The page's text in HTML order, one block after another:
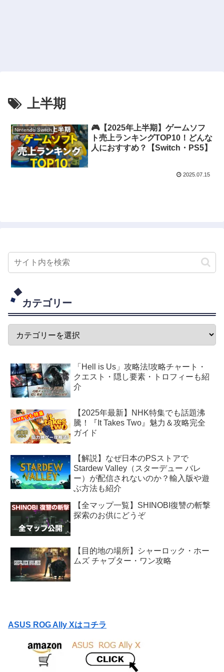
上半期
Nintendo Switch
🎮【2025年上半期】ゲームソフ
ト売上ランキングTOP10！どんな
人におすすめ？【Switch・PS5】
2025.07.15
カテゴリー
「Hell is Us」攻略法!攻略チャート・
クエスト・隠し要素・トロフィーも紹
介
【2025年最新】NHK特集でも話題沸
騰！『It Takes Two』魅力＆攻略完全
ガイド
【解説】なぜ日本のPSストアで
Stardew Valley（スターデュー バレ
ー）が配信されないのか？輸入版や遊
ぶ方法も紹介
【全マップ一覧】SHINOBI復讐の斬撃
探索のお供にどうぞ
【目的地の場所】シャーロック・ホー
ムズ チャプター・ワン攻略
ASUS ROG Ally Xはコチラ